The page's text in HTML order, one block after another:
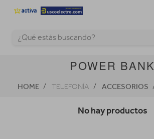
POWER BANK
HOME TELEFONÍA ACCESORIOS
No hay productos